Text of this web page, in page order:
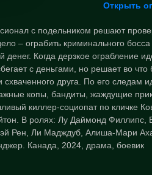
Открыть
с подельником решают
– ограбить криминального босса
денег. Когда дерзкое ограбление
с деньгами, но решает во что
схваченного друга. По его следам
копы, бандиты, жаждущие
киллер-социопат по кличке
В ролях: Лу Даймонд Филлипс,
Рен, Ли Мадждуб, Алиша-Мари
Канада, 2024, драма, боевик